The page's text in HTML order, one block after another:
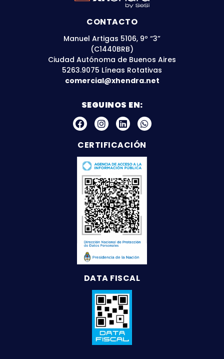
CONTACTO
Manuel Artigas 5106, 9º “3”
(C1440BRB)
Ciudad Autónoma de Buenos Aires
5263.9075 Líneas Rotativas
comercial@xhendra.net
SEGUINOS EN:
CERTIFICACIÓN
DATA FISCAL